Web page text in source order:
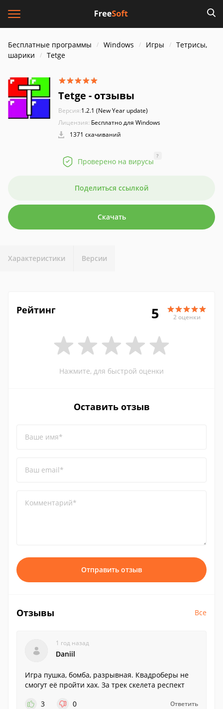
Бесплатные программы Windows Игры
Тетрисы,
шарики
Tetge
Tetge - отзывы
Версия:1.2.1 (New Year update)
Лицензия: Бесплатно для Windows
1371 скачиваний
Проверено на вирусы
?
Поделиться ссылкой
Скачать
Характеристики Версии
Рейтинг 5 2 оценки
Нажмите, для быстрой оценки
Оставить отзыв
Ваше имя*
Ваш email*
Комментарий*
Отправить отзыв
Отзывы Все
1 год назад
Daniil
Игра пушка, бомба, разрывная. Квадроберы не
смогут её пройти хах. За трек скелета респект
3
0 Ответить